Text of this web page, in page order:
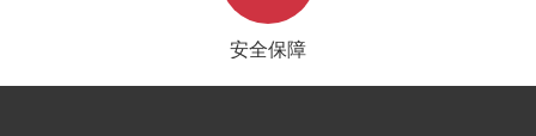
安全保障